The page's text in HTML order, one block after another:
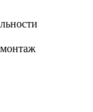
монтаж